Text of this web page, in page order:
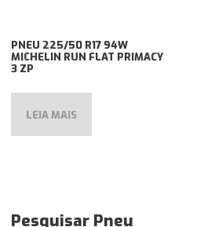
PNEU 225/50 R17 94W
MICHELIN RUN FLAT PRIMACY
3 ZP
LEIA MAIS
Pesquisar Pneu